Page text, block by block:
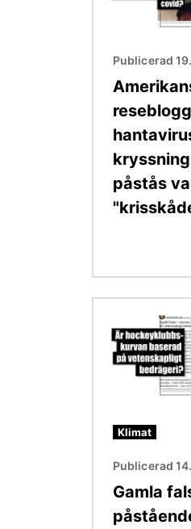
Publicerad
påstås
Klimat
Publicerad
Gamla